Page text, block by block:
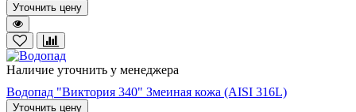
Уточнить цену
Наличие уточнить у менеджера
Водопад "Виктория 340" Змеиная кожа (AISI 316L)
Уточнить цену